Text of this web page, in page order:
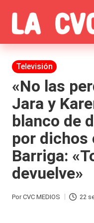
Saltar
al
contenido
C
o
p
u
c
h
a
s
y
F
Todas
las
noticias
de
la
farándula,
Realitys,
Tierra
Brava,
Publicada
Televisión
«No las
Jara y
blanco de
por dichos
Barriga:
devuelve»
Publicado
PorCVC MEDIOS 22